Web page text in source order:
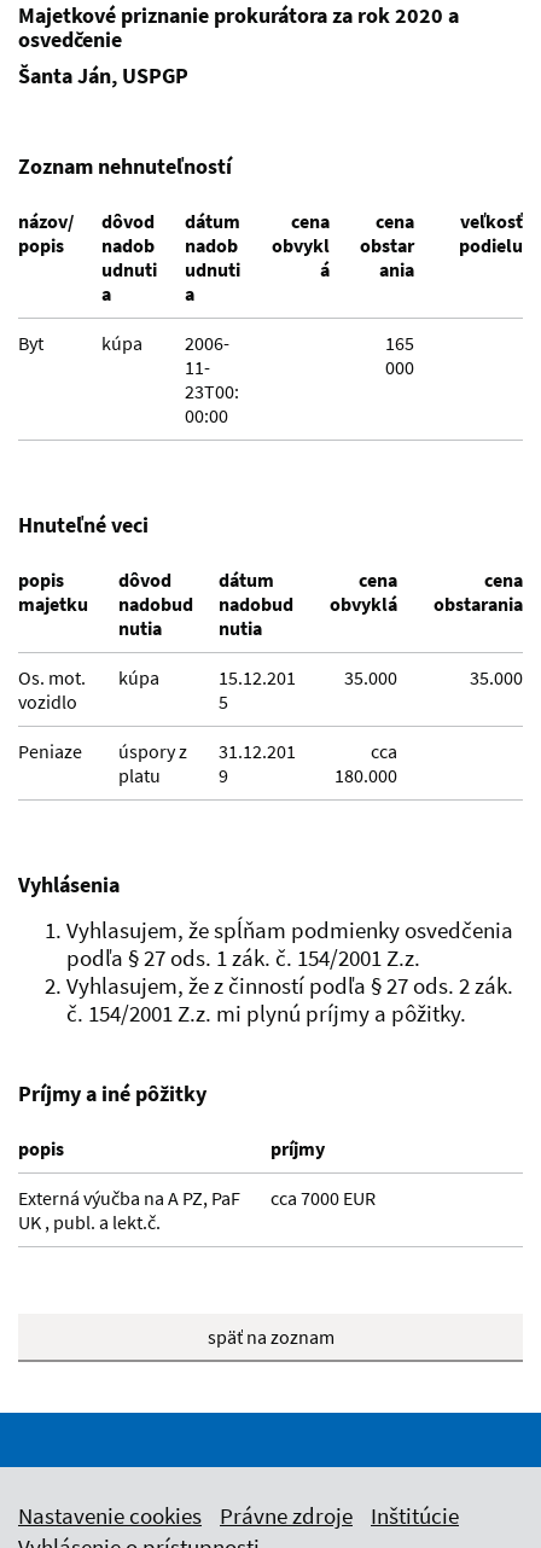
Majetkové priznanie prokurátora za rok 2020 a
osvedčenie
Šanta Ján, USPGP
Zoznam nehnuteľností
názov/
popis
dôvod
nadob
udnuti
a
dátum
nadob
udnuti
a
cena
obvykl
á
cena
obstar
ania
veľkosť
podielu
Byt kúpa
2006-
11-
23T00:
00:00
165
000
Hnuteľné veci
popis
majetku
dôvod
nadobud
nutia
dátum
nadobud
nutia
cena
obvyklá
cena
obstarania
Os. mot.
vozidlo
kúpa
15.12.201
5
35.000 35.000
Peniaze
úspory z
platu
31.12.201
9
cca
180.000
Vyhlásenia
Vyhlasujem, že spĺňam podmienky osvedčenia
podľa § 27 ods. 1 zák. č. 154/2001 Z.z.
Vyhlasujem, že z činností podľa § 27 ods. 2 zák.
č. 154/2001 Z.z. mi plynú príjmy a pôžitky.
Príjmy a iné pôžitky
popis príjmy
Externá výučba na A PZ, PaF
UK , publ. a lekt.č.
cca 7000 EUR
späť na zoznam
Nastavenie cookies Právne zdroje
Inštitúcie